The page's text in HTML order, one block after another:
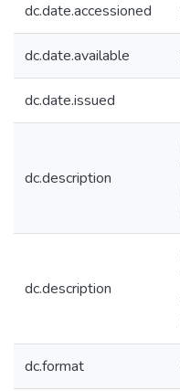
dc.date.accessioned
dc.date.available
dc.date.issued
dc.description
dc.description
dc.format